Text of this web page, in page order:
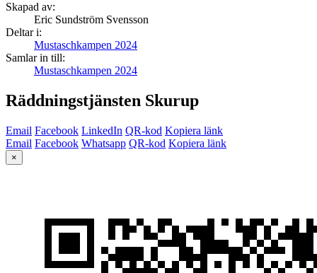
Skapad av:
Eric Sundström Svensson
Deltar i:
Mustaschkampen 2024
Samlar in till:
Mustaschkampen 2024
Räddningstjänsten Skurup
Email Facebook LinkedIn QR-kod Kopiera länk
Email Facebook Whatsapp QR-kod Kopiera länk
×